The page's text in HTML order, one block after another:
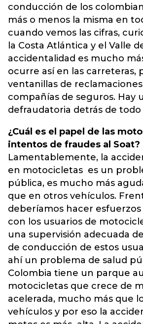
conducción de los
más o menos la misma en
cuando vemos las cifras,
la Costa Atlántica y el Valle
accidentalidad es mucho
ocurre así en las carreteras,
ventanillas de reclamaciones
compañías de seguros. Hay
defraudatoria detrás de todo
¿Cuál es el papel de las
intentos de fraudes al Soat?
Lamentablemente, la
en motocicletas es un
pública, es mucho más
que en otros vehículos.
deberíamos hacer
con los usuarios de
una supervisión adecuada
de conducción de estos
ahí un problema de salud
Colombia tiene un parque
motocicletas que crece de
acelerada, mucho más que
vehículos y por eso la